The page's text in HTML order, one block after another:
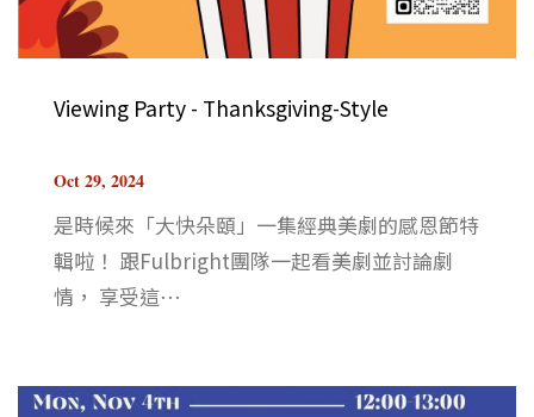
Viewing Party - Thanksgiving-Style
Oct 29, 2024
是時候來「大快朵頤」一集經典美劇的感恩節特
輯啦！ 跟Fulbright團隊一起看美劇並討論劇
情， 享受這⋯